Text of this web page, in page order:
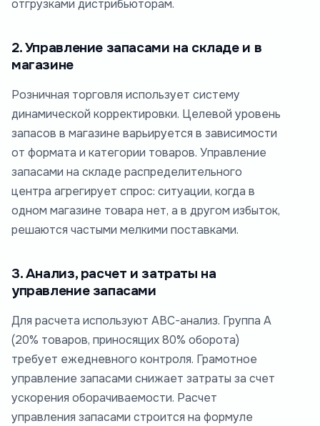
отгрузками дистрибьюторам.
2. Управление запасами на складе и в
магазине
Розничная торговля использует систему
динамической корректировки. Целевой уровень
запасов в магазине варьируется в зависимости
от формата и категории товаров. Управление
запасами на складе распределительного
центра агрегирует спрос: ситуации, когда в
одном магазине товара нет, а в другом избыток,
решаются частыми мелкими поставками.
3. Анализ, расчет и затраты на
управление запасами
Для расчета используют ABC-анализ. Группа А
(20% товаров, приносящих 80% оборота)
требует ежедневного контроля. Грамотное
управление запасами снижает затраты за счет
ускорения оборачиваемости. Расчет
управления запасами строится на формуле